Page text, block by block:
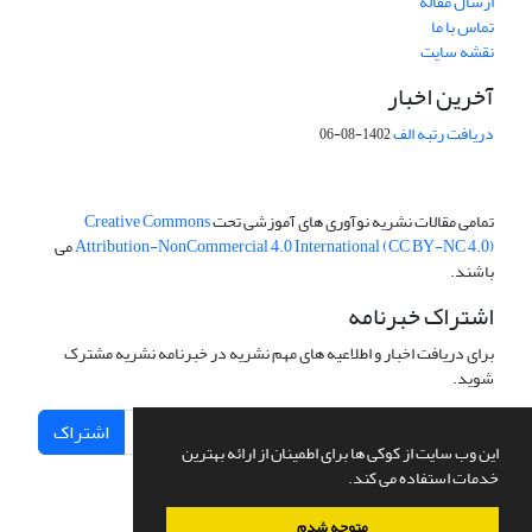
این وب سایت از کوکی ها برای اطمینان از ارائه بهترین
خدمات استفاده می کند.
تماس با ما
نقشه سایت
آخرین اخبار
دریافت رتبه الف1402-08-06
تمامی مقالات نشریه نوآوری های آموزشی تحتCreative Commons
Attribution-NonCommercial 4.0 International (CC BY-NC 4.0)می
باشند.
اشتراک خبرنامه
برای دریافت اخبار و اطلاعیه های مهم نشریه در خبرنامه نشریه مشترک
شوید.
اشتراک